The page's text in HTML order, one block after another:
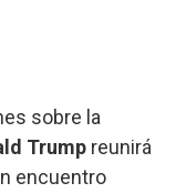
sobre la
Trump reunirá
encuentro